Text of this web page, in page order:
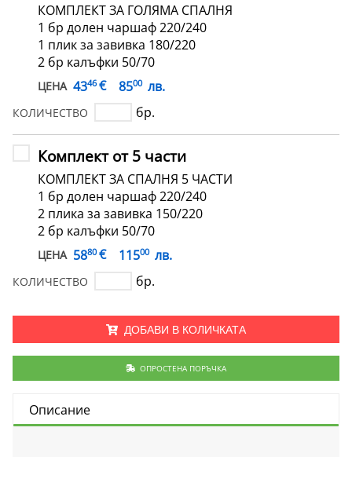
КОМПЛЕКТ ЗА ГОЛЯМА СПАЛНЯ
1 бр долен чаршаф 220/240
1 плик за завивка 180/220
2 бр калъфки 50/70
ЦЕНА 4346 € 8500 лв.
КОЛИЧЕСТВО бр.
Комплект от 5 части
КОМПЛЕКТ ЗА СПАЛНЯ 5 ЧАСТИ
1 бр долен чаршаф 220/240
2 плика за завивка 150/220
2 бр калъфки 50/70
ЦЕНА 5880 € 11500 лв.
КОЛИЧЕСТВО бр.
ДОБАВИ В КОЛИЧКАТА
ОПРОСТЕНА ПОРЪЧКА
Описание